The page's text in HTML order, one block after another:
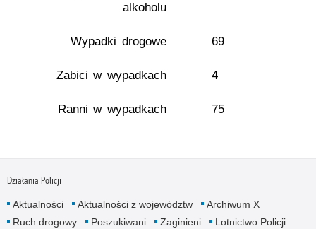
alkoholu
Wypadki drogowe 69
Zabici w wypadkach 4
Ranni w wypadkach 75
Działania Policji
Aktualności Aktualności z województw
Archiwum X
Ruch drogowy
Poszukiwani Zaginieni
Lotnictwo Policji